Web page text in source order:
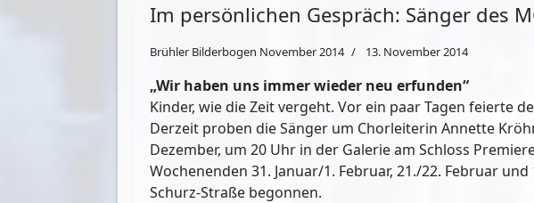
Im persönlichen Gespräch: Sänger des
Brühler Bilderbogen November 2014 13. November 2014
„Wir haben uns immer wieder neu erfunden“
Kinder, wie die Zeit vergeht. Vor ein paar Tagen feierte
Derzeit proben die Sänger um Chorleiterin Annette
Dezember, um 20 Uhr in der Galerie am Schloss
Wochenenden 31. Januar/1. Februar, 21./22. Februar
Schurz-Straße begonnen.